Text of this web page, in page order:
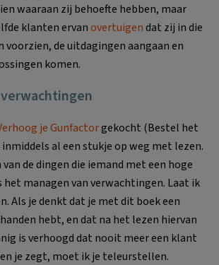
waaraan zij behoefte hebben, maar
klanten ervanovertuigendat zij in die
voorzien, de uitdagingen aangaan en
komen.
je Gunfactorgekocht (Bestel het
al een stukje op weg met lezen.
de dingen die iemand met een hoge
managen van verwachtingen. Laat ik
Als je denkt dat je met dit boek een
hebt, en dat na het lezen hiervan
is verhoogd dat nooit meer een klant
je zegt, moet ik je teleurstellen.